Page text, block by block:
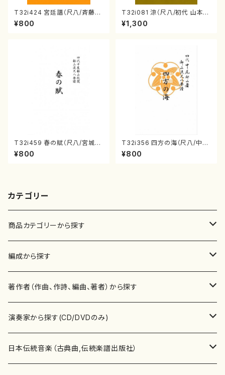
T32i424 宮廷譜（尺八/斉藤松
声/楽譜）都山流公刊楽譜曲番:2
129
¥800
T32i081 涼（尺八/初代 山本邦
山/尺八/都山式譜）都山流公刊
楽譜曲番:530
¥1,300
T32i459 春の賦（尺八/宮城道
雄/楽譜）都山流公刊楽譜曲番:2
167
¥800
T32i356 四方の海（尺八/中島
雅楽之都/楽譜）都山流公刊楽譜
曲番:2061
¥800
カテゴリー
商品カテゴリーから探す
楽譜
書籍
書籍
テキストブック
CD・DVD
チケット
編成から探す
邦楽器
箏・琴（ソロ）
箏・琴（合奏）
合唱
混声合唱
歌・声
著作者（作曲、作詩、編曲、著者）から探す
あ行
青木省三(アオキ ショウゾウ)
か行
演奏家から探す(CD/DVDのみ)
邦楽（箏、三味線、尺八等）演奏家
日本伝統音楽（古典曲,伝統楽譜出版社）